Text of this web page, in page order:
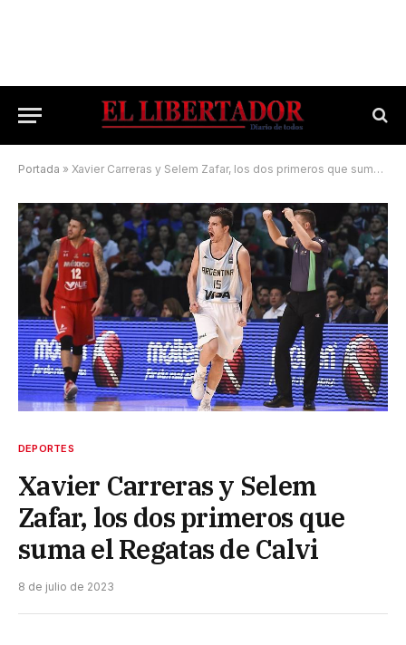
Portada » Xavier Carreras y Selem Zafar, los dos primeros que suma el Regatas de Calvi
DEPORTES
Xavier Carreras y Selem
Zafar, los dos primeros que
suma el Regatas de Calvi
8 de julio de 2023